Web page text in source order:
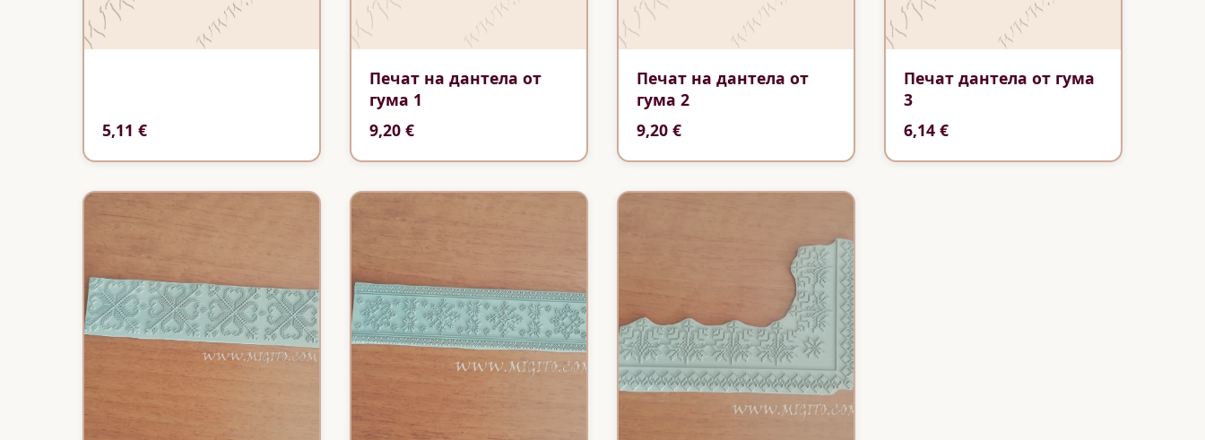
5,11 €
Печат на дантела от
гума 1
9,20 €
Печат на дантела от
гума 2
9,20 €
Печат дантела от гума
3
6,14 €